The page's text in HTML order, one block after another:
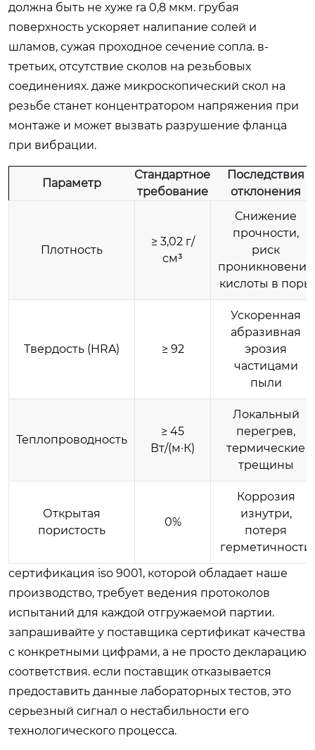
должна быть не хуже ra 0,8 мкм. грубая
поверхность ускоряет налипание солей и
шламов, сужая проходное сечение сопла. в-
третьих, отсутствие сколов на резьбовых
соединениях. даже микроскопический скол на
резьбе станет концентратором напряжения при
монтаже и может вызвать разрушение фланца
при вибрации.
Параметр
Стандартное
требование
Последствия
отклонения
Плотность
≥ 3,02 г/
см³
Снижение
прочности,
риск
проникновения
кислоты в поры
Твердость (HRA) ≥ 92
Ускоренная
абразивная
эрозия
частицами
пыли
Теплопроводность
≥ 45
Вт/(м·К)
Локальный
перегрев,
термические
трещины
Открытая
пористость
0%
Коррозия
изнутри,
потеря
герметичности
сертификация iso 9001, которой обладает наше
производство, требует ведения протоколов
испытаний для каждой отгружаемой партии.
запрашивайте у поставщика сертификат качества
с конкретными цифрами, а не просто декларацию
соответствия. если поставщик отказывается
предоставить данные лабораторных тестов, это
серьезный сигнал о нестабильности его
технологического процесса.